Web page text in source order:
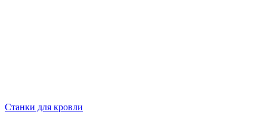
Станки для кровли